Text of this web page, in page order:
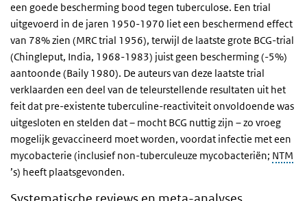
een goede bescherming bood tegen tuberculose. Een trial
uitgevoerd in de jaren 1950-1970 liet een beschermend effect
van 78% zien (MRC trial 1956), terwijl de laatste grote BCG-trial
(Chingleput, India, 1968-1983) juist geen bescherming (-5%)
aantoonde (Baily 1980). De auteurs van deze laatste trial
verklaarden een deel van de teleurstellende resultaten uit het
feit dat pre-existente tuberculine-reactiviteit onvoldoende was
uitgesloten en stelden dat – mocht BCG nuttig zijn – zo vroeg
mogelijk gevaccineerd moet worden, voordat infectie met een
mycobacterie (inclusief non-tuberculeuze mycobacteriën; NTM
’s) heeft plaatsgevonden.